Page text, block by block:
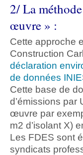
2/ La
œuvre » :
Cette approche
Construction
déclaration
de données
Cette base de
d’émissions par
œuvre par
m2 d’isolant X)
Les FDES sont
syndicats